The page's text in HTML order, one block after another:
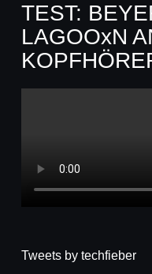
TEST:
LAGOOxN
Tweets by techfieber